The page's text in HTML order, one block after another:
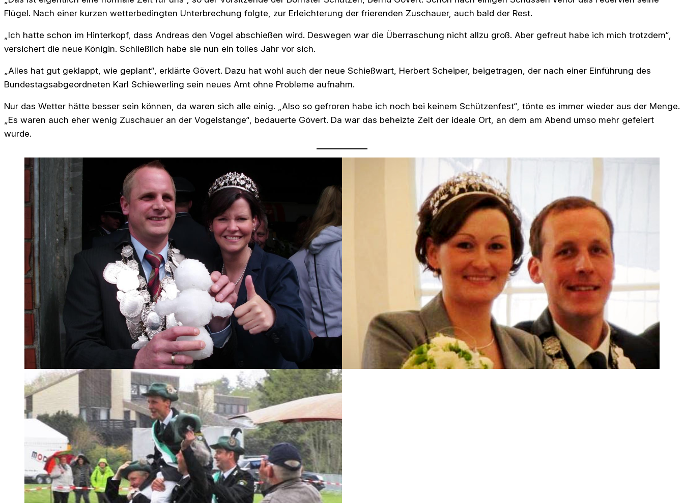
Flügel. Nach einer kurzen wetterbedingten Unterbrechung folgte, zur Erleichterung der frierenden Zuschauer, auch bald der Rest.
„Ich hatte schon im Hinterkopf, dass Andreas den Vogel abschießen wird. Deswegen war die Überraschung nicht allzu groß. Aber gefreut habe ich mich trotzdem“,
versichert die neue Königin. Schließlich habe sie nun ein tolles Jahr vor sich.
„Alles hat gut geklappt, wie geplant“, erklärte Gövert. Dazu hat wohl auch der neue Schießwart, Herbert Scheiper, beigetragen, der nach einer Einführung des
Bundestagsabgeordneten Karl Schiewerling sein neues Amt ohne Probleme aufnahm.
Nur das Wetter hätte besser sein können, da waren sich alle einig. „Also so gefroren habe ich noch bei keinem Schützenfest“, tönte es immer wieder aus der Menge.
„Es waren auch eher wenig Zuschauer an der Vogelstange“, bedauerte Gövert. Da war das beheizte Zelt der ideale Ort, an dem am Abend umso mehr gefeiert
wurde.